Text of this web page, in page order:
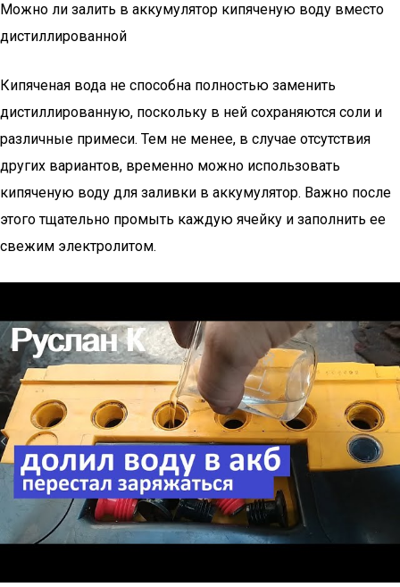
Можно ли залить в аккумулятор кипяченую воду вместо
дистиллированной
Кипяченая вода не способна полностью заменить
дистиллированную, поскольку в ней сохраняются соли и
различные примеси. Тем не менее, в случае отсутствия
других вариантов, временно можно использовать
кипяченую воду для заливки в аккумулятор. Важно после
этого тщательно промыть каждую ячейку и заполнить ее
свежим электролитом.